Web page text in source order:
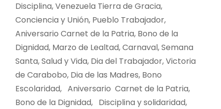
Disciplina, Venezuela Tierra de Gracia,
Conciencia y Unión, Pueblo Trabajador,
Aniversario Carnet de la Patria, Bono de la
Dignidad, Marzo de Lealtad, Carnaval, Semana
Santa, Salud y Vida, Dia del Trabajador, Victoria
de Carabobo, Dia de las Madres, Bono
Escolaridad, Aniversario Carnet de la Patria,
Bono de la Dignidad, Disciplina y solidaridad,